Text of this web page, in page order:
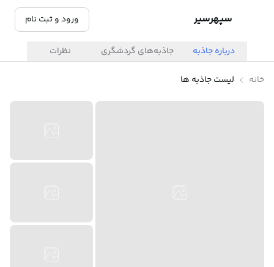
سپهرسیر ورود و ثبت نام
درباره جاذبه جاذبه‌های گردشگری نظرات
خانه لیست جاذبه ها